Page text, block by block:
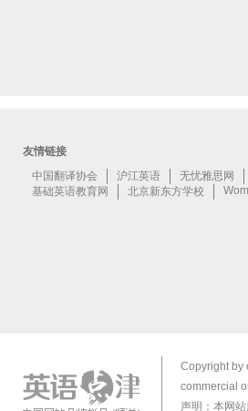
Copyright by
commercial
声明：本网